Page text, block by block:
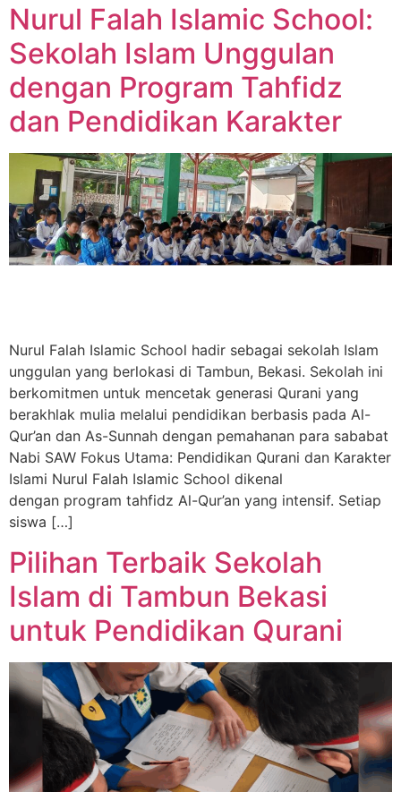
Nurul Falah Islamic School:
Sekolah Islam Unggulan
dengan Program Tahfidz
dan Pendidikan Karakter
Nurul Falah Islamic School hadir sebagai sekolah Islam
unggulan yang berlokasi di Tambun, Bekasi. Sekolah ini
berkomitmen untuk mencetak generasi Qurani yang
berakhlak mulia melalui pendidikan berbasis pada Al-
Qur’an dan As-Sunnah dengan pemahanan para sababat
Nabi SAW Fokus Utama: Pendidikan Qurani dan Karakter
Islami Nurul Falah Islamic School dikenal
dengan program tahfidz Al-Qur’an yang intensif. Setiap
siswa […]
Pilihan Terbaik Sekolah
Islam di Tambun Bekasi
untuk Pendidikan Qurani